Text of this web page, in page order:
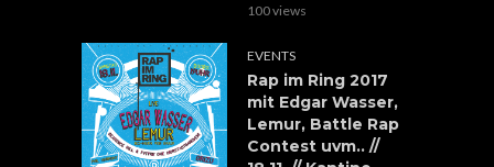
100 views
EVENTS
Rap im Ring 2017
mit Edgar Wasser,
Lemur, Battle Rap
Contest uvm.. //